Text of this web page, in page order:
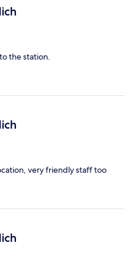
the station.
very friendly staff too